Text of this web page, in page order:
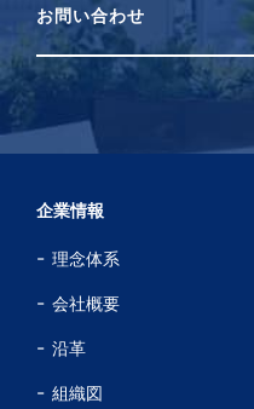
お問い合わせ
企業情報
理念体系
会社概要
沿革
組織図